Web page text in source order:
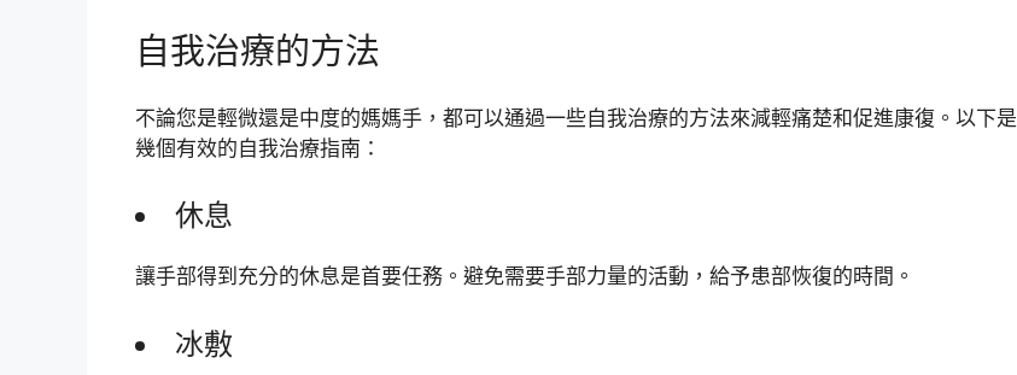
自我治療的方法
不論您是輕微還是中度的媽媽手，都可以通過一些自我治療的方法來減輕痛楚和促進康復。以下是
幾個有效的自我治療指南：
休息
讓手部得到充分的休息是首要任務。避免需要手部力量的活動，給予患部恢復的時間。
冰敷